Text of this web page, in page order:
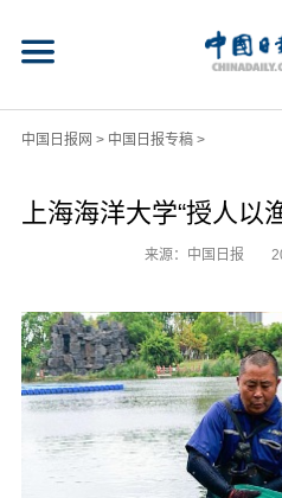
中国日报网 > 中国日报专稿>
上海海洋大学“授人以
来源：中国日报